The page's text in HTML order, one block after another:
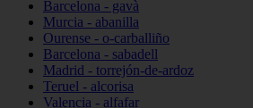
Barcelona - gavà
Murcia - abanilla
Ourense - o-carballiño
Barcelona - sabadell
Madrid - torrejón-de-ardoz
Teruel - alcorisa
Valencia - alfafar